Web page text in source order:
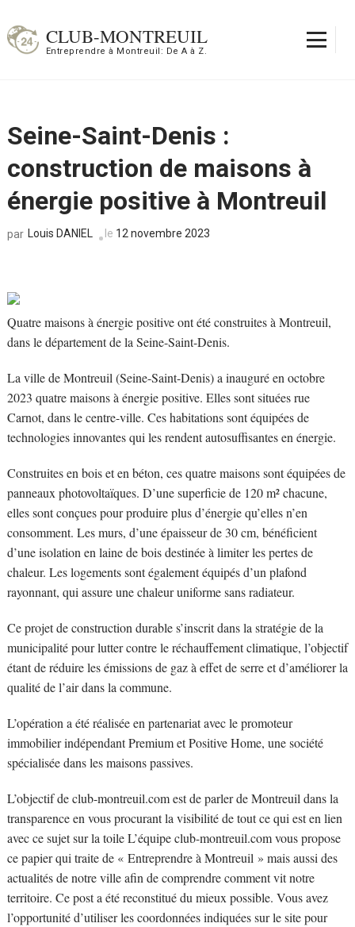
au
contenu
CLUB-MONTREUIL
Entreprendre à Montreuil: De A à Z.
Seine-Saint-Denis :
construction de maisons à
énergie positive à Montreuil
par Louis DANIEL le 12 novembre 2023
Quatre maisons à énergie positive ont été construites à Montreuil,
dans le département de la Seine-Saint-Denis.
La ville de Montreuil (Seine-Saint-Denis) a inauguré en octobre
2023 quatre maisons à énergie positive. Elles sont situées rue
Carnot, dans le centre-ville. Ces habitations sont équipées de
technologies innovantes qui les rendent autosuffisantes en énergie.
Construites en bois et en béton, ces quatre maisons sont équipées de
panneaux photovoltaïques. D’une superficie de 120 m² chacune,
elles sont conçues pour produire plus d’énergie qu’elles n’en
consomment. Les murs, d’une épaisseur de 30 cm, bénéficient
d’une isolation en laine de bois destinée à limiter les pertes de
chaleur. Les logements sont également équipés d’un plafond
rayonnant, qui assure une chaleur uniforme sans radiateur.
Ce projet de construction durable s’inscrit dans la stratégie de la
municipalité pour lutter contre le réchauffement climatique, l’objectif
étant de réduire les émissions de gaz à effet de serre et d’améliorer la
qualité de l’air dans la commune.
L’opération a été réalisée en partenariat avec le promoteur
immobilier indépendant Premium et Positive Home, une société
spécialisée dans les maisons passives.
L’objectif de club-montreuil.com est de parler de Montreuil dans la
transparence en vous procurant la visibilité de tout ce qui est en lien
avec ce sujet sur la toile L’équipe club-montreuil.com vous propose
ce papier qui traite de « Entreprendre à Montreuil » mais aussi des
actualités de notre ville afin de comprendre comment vit notre
territoire. Ce post a été reconstitué du mieux possible. Vous avez
l’opportunité d’utiliser les coordonnées indiquées sur le site pour